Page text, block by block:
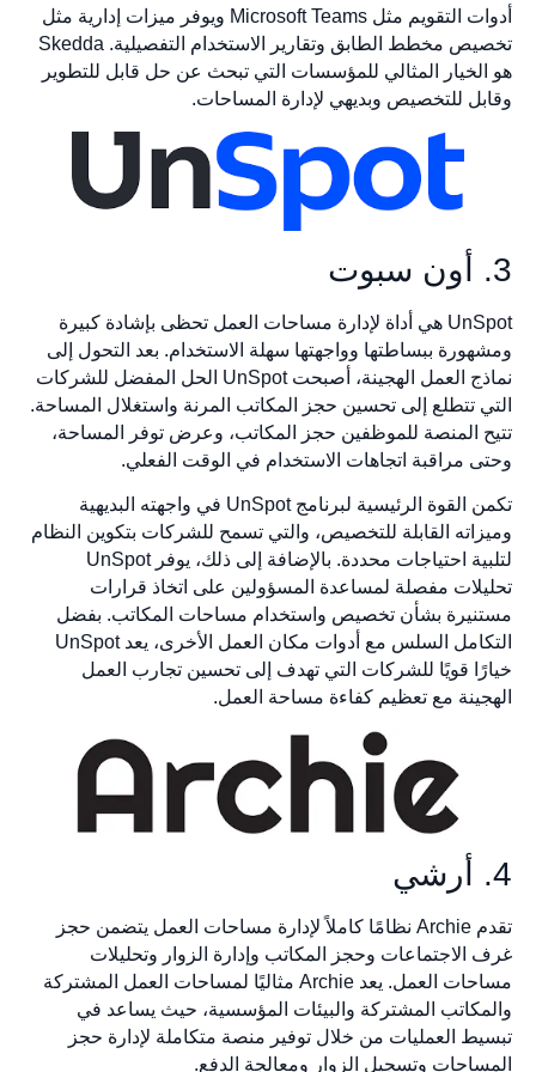
أدوات التقويم مثل Microsoft Teams ويوفر ميزات إدارية مثل
تخصيص مخطط الطابق وتقارير الاستخدام التفصيلية. Skedda
هو الخيار المثالي للمؤسسات التي تبحث عن حل قابل للتطوير
وقابل للتخصيص وبديهي لإدارة المساحات.
3. أون سبوت
UnSpot هي أداة لإدارة مساحات العمل تحظى بإشادة كبيرة
ومشهورة ببساطتها وواجهتها سهلة الاستخدام. بعد التحول إلى
نماذج العمل الهجينة، أصبحت UnSpot الحل المفضل للشركات
التي تتطلع إلى تحسين حجز المكاتب المرنة واستغلال المساحة.
تتيح المنصة للموظفين حجز المكاتب، وعرض توفر المساحة،
وحتى مراقبة اتجاهات الاستخدام في الوقت الفعلي.
تكمن القوة الرئيسية لبرنامج UnSpot في واجهته البديهية
وميزاته القابلة للتخصيص، والتي تسمح للشركات بتكوين النظام
لتلبية احتياجات محددة. بالإضافة إلى ذلك، يوفر UnSpot
تحليلات مفصلة لمساعدة المسؤولين على اتخاذ قرارات
مستنيرة بشأن تخصيص واستخدام مساحات المكاتب. بفضل
التكامل السلس مع أدوات مكان العمل الأخرى، يعد UnSpot
خيارًا قويًا للشركات التي تهدف إلى تحسين تجارب العمل
الهجينة مع تعظيم كفاءة مساحة العمل.
4. أرشي
تقدم Archie نظامًا كاملاً لإدارة مساحات العمل يتضمن حجز
غرف الاجتماعات وحجز المكاتب وإدارة الزوار وتحليلات
مساحات العمل. يعد Archie مثاليًا لمساحات العمل المشتركة
والمكاتب المشتركة والبيئات المؤسسية، حيث يساعد في
تبسيط العمليات من خلال توفير منصة متكاملة لإدارة حجز
المساحات وتسجيل الزوار ومعالجة الدفع.